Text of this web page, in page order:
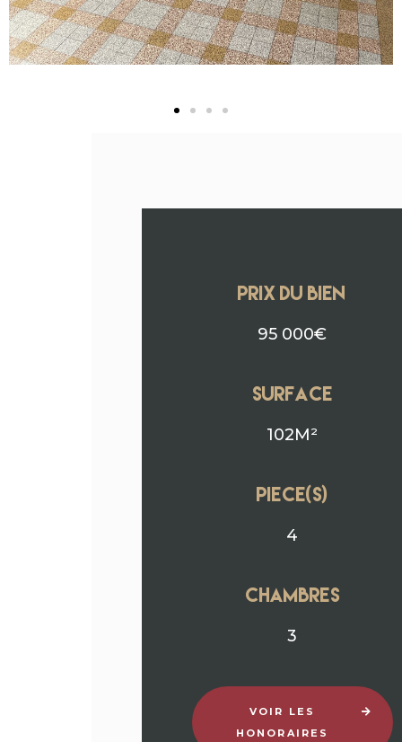
PRIX DU BIEN
95 000€
surface
102M²
Piece(s)
4
chambres
3
VOIR LES
HONORAIRES